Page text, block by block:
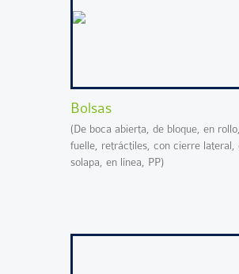
Bolsas
(De boca abierta, de bloque, en
fuelle, retráctiles, con cierre lateral,
solapa, en línea, PP)